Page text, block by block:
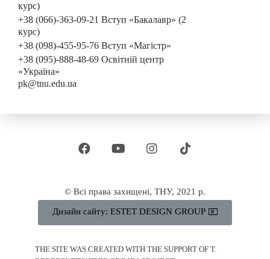
курс)
+38 (066)-363-09-21 Вступ «Бакалавр» (2
курс)
+38 (098)-455-95-76 Вступ «Магістр»
+38 (095)-888-48-69 Освітній центр
«Україна»
pk@tnu.edu.ua
© Всі права захищені, ТНУ, 2021 р.
Дизайн сайту: ESTET DESIGN GROUP
THE SITE WAS CREATED WITH THE SUPPORT OF T.